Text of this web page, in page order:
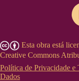
Esta obra está
Creative Commons
Política de Privacidade e
Dados